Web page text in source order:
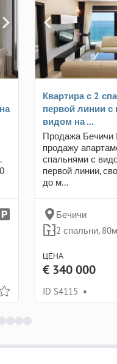
Квартира с 2
первой линии
видом на …
Продажа
продажу
спальнями с
первой линии,
до м…
Бечичи
2 спальни,
ЦЕНА
€ 340 000
ID S4115 •